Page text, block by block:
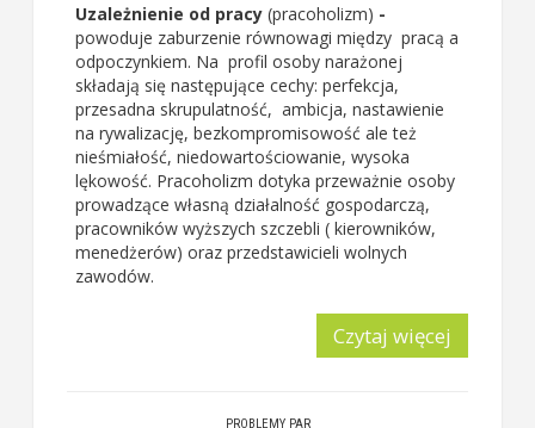
Uzależnienie od pracy (pracoholizm) -
powoduje zaburzenie równowagi między pracą a
odpoczynkiem. Na profil osoby narażonej
składają się następujące cechy: perfekcja,
przesadna skrupulatność, ambicja, nastawienie
na rywalizację, bezkompromisowość ale też
nieśmiałość, niedowartościowanie, wysoka
lękowość. Pracoholizm dotyka przeważnie osoby
prowadzące własną działalność gospodarczą,
pracowników wyższych szczebli ( kierowników,
menedżerów) oraz przedstawicieli wolnych
zawodów.
Czytaj więcej
PROBLEMY PAR